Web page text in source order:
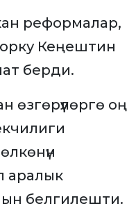
реформалар,
Кеңештин
берди.
өзгөрүүлөргө оң
аралык
белгилешти.